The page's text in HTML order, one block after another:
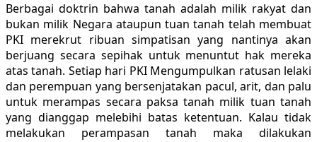
Berbagai doktrin bahwa tanah adalah milik rakyat dan
bukan milik Negara ataupun tuan tanah telah membuat
PKI merekrut ribuan simpatisan yang nantinya akan
berjuang secara sepihak untuk menuntut hak mereka
atas tanah. Setiap hari PKI Mengumpulkan ratusan lelaki
dan perempuan yang bersenjatakan pacul, arit, dan palu
untuk merampas secara paksa tanah milik tuan tanah
yang dianggap melebihi batas ketentuan. Kalau tidak
melakukan perampasan tanah maka dilakukan